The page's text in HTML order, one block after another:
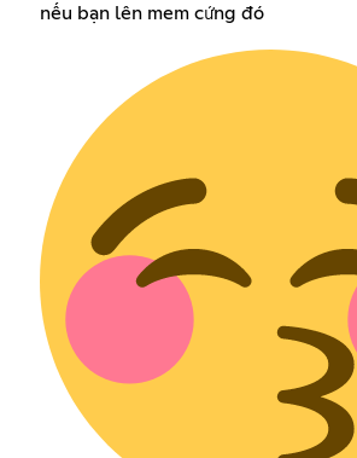
nếu bạn lên mem cứng đó